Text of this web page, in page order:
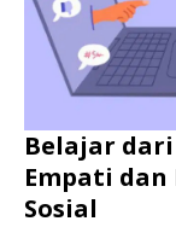
Belajar
Empati
Sosial